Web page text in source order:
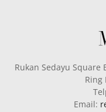
Rukan Sedayu Square
Ring
Email: